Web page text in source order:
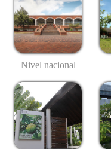
Nivel nacional